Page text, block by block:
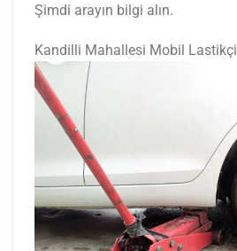
Şimdi arayın bilgi alın.
Kandilli Mahallesi Mobil Lastikçi